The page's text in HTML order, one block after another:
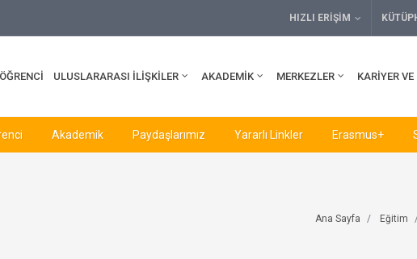
HIZLI ERIŞIM
ULUSLARARASI İLİŞKİLER AKADEMİK MERKEZLER KARIYER
Akademik Paydaşlarımız Yararlı Linkler Erasmus+
Ana Sayfa Eğitim